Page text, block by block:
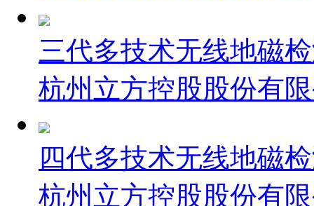
三代多技术无线地磁
杭州立方控股股份有
四代多技术无线地磁
杭州立方控股股份有